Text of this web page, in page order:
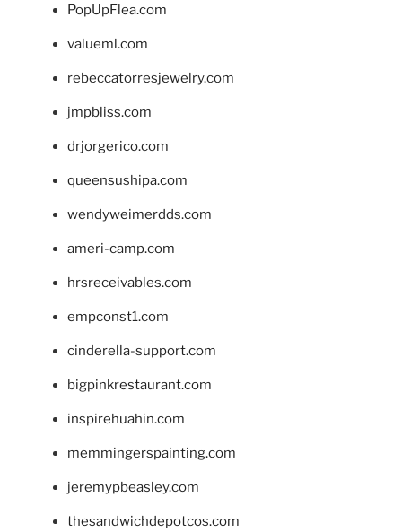
PopUpFlea.com
valueml.com
rebeccatorresjewelry.com
jmpbliss.com
drjorgerico.com
queensushipa.com
wendyweimerdds.com
ameri-camp.com
hrsreceivables.com
empconst1.com
cinderella-support.com
bigpinkrestaurant.com
inspirehuahin.com
memmingerspainting.com
jeremypbeasley.com
thesandwichdepotcos.com